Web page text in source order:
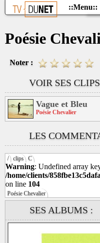
/ clips C
Warning: Undefined array
/home/clients/
on line 104
Poésie Chevalier
SES ALBUMS :
Poésie
Noter :
VOIR SES CLIPS
Vague et Bleu
Poésie Chevalier
LES